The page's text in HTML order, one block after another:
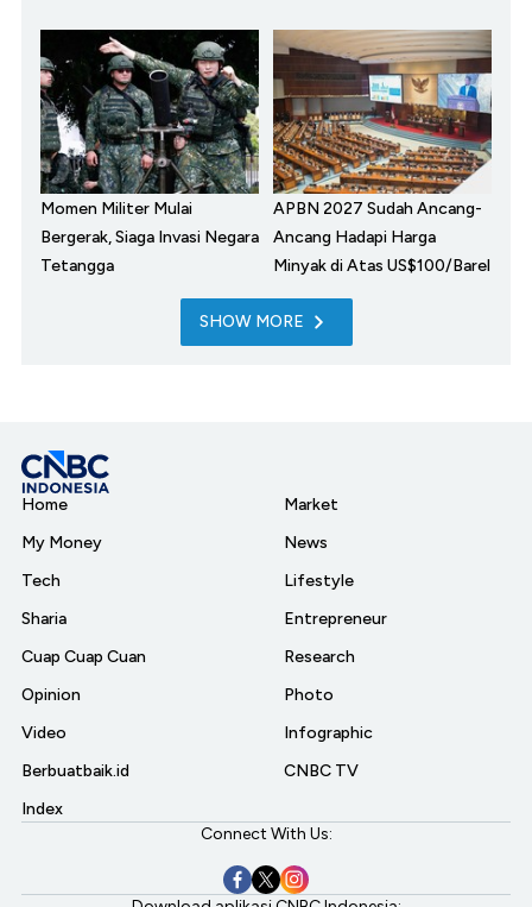
Momen Militer Mulai
Bergerak, Siaga Invasi Negara
Tetangga
APBN 2027 Sudah Ancang-
Ancang Hadapi Harga
Minyak di Atas US$100/Barel
SHOW MORE
Home
My Money
Tech
Sharia
Cuap Cuap Cuan
Opinion
Video
Berbuatbaik.id
Index
Market
News
Lifestyle
Entrepreneur
Research
Photo
Infographic
CNBC TV
Connect With Us: